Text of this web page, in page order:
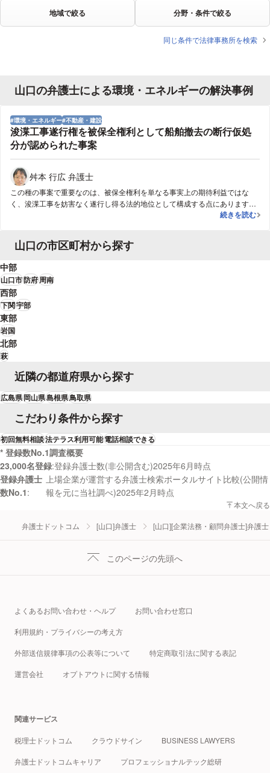
地域で絞る 分野・条件で絞る
同じ条件で法律事務所を検索
山口の弁護士による環境・エネルギーの解決事例
環境・エネルギー 不動産・建設
浚渫工事遂行権を被保全権利として船舶撤去の断行仮処
分が認められた事案
舛本 行広 弁護士
この種の事案で重要なのは、被保全権利を単なる事実上の期待利益ではな
く、浚渫工事を妨害なく遂行し得る法的地位として構成する点にあります。
すなわち、申立人は、発注契約、施工計画、施工区域の利用関係、関係官庁
内に停泊又は侵入した船舶は、その地位を現実に侵害する妨害物である、と
いう整理です。ここで重要なのは、この「工事遂行権」が私的な契約上利益
にとどまらず、港湾法・港則法による公的な管理秩序に裏打ちされているこ
とです。まず港湾法は、港湾について、秩序ある整備と適正な運営を図るこ
とを目的に据えており、港湾区域の水域利用も自由放任には委ねていませ
ん。また、国土交通省の公表資料では、港湾区域の水域占用については港湾
法37条に基づく港湾管理者の許可が必要であり、港湾管理者は「港湾区域を
良好な状態に維持する」責任を負うことが示されています。さらに、港湾区
域内の占用等は、港湾の利用・保全に著しく影響を与えないよう管理される
べきものと整理されています。そうすると、浚渫工事の施工区域は、単に誰
近で工事又は作業をしようとする者に港長の許可を要求しており、さらに港
航路又は区域を指定して、船舶の交通を制限し又は禁止することができま
す。すなわち、港内工事は、単なる私人間の作業ではなく、港内交通秩序と
安全管理の枠組みの中で実施されるものです。したがって、適法に進行中の
浚渫工事区域に第三者船舶が居座り続けることは、単に請負業者の作業を妨
げるにとどまらず、港内の交通安全秩序にも反する態様として評価しやすく
なります。このようにみると、船舶撤去の断行仮処分は、単なる占有回復や
便宜的措置ではありません。施工区域における浚渫工事遂行権を保全し、港
湾管理秩序及び港内交通秩序のもとで予定された適法な工事を現実に継続さ
せるための措置として位置づけられます。しかも、浚渫工事は天候、潮位、
作業船配置、関係船舶の航行調整などに強く制約されるため、工事妨害を放
さに「著しい損害」又は「急迫の危険」を避ける必要が高い類型といえま
海上・港湾工事の紛争では、しばしば「本案で争えばよい」「損害賠償で足
くことで、その必要性と相当性は、より説得的に基礎づけられることになり
ます。
浚渫工事遂行
続きを読む
山口の市区町村から探す
中部
山口市防府周南
西部
下関宇部
東部
岩国
北部
萩
近隣の都道府県から探す
広島県岡山県島根県鳥取県
こだわり条件から探す
初回無料相談法テラス利用可能電話相談できる
* 登録数No.1調査概要
23,000名登録 登録弁護士数(非公開含む)2025年6月時点
登録弁護士
数No.1
上場企業が運営する弁護士検索ポータルサイト比較(公開情
報を元に当社調べ)2025年2月時点
本文へ戻る
弁護士ドットコム [山口]弁護士 [山口][企業法務・顧問弁護士]弁護士
このページの先頭へ
よくあるお問い合わせ・ヘルプ お問い合わせ窓口
利用規約・プライバシーの考え方
外部送信規律事項の公表等について 特定商取引法に関する表記
運営会社 オプトアウトに関する情報
関連サービス
税理士ドットコム クラウドサイン BUSINESS LAWYERS
弁護士ドットコムキャリア プロフェッショナルテック総研